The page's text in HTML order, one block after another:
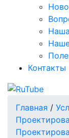
Контакты
Главная /